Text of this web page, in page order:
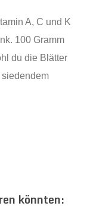
A, C und K
100 Gramm
du die Blätter
könnten: